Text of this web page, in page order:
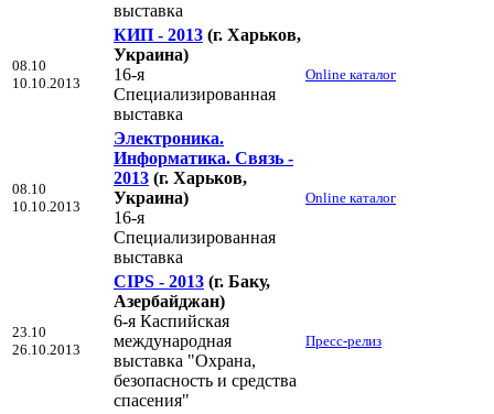
выставка
08.10
10.10.2013
КИП - 2013 (г. Харьков,
Украина)
16-я
Специализированная
выставка
Online каталог
08.10
10.10.2013
Электроника.
Информатика. Связь -
2013 (г. Харьков,
Украина)
16-я
Специализированная
выставка
Online каталог
23.10
26.10.2013
CIPS - 2013 (г. Баку,
Азербайджан)
6-я Каспийская
международная
выставка "Охрана,
безопасность и средства
спасения"
Пресс-релиз